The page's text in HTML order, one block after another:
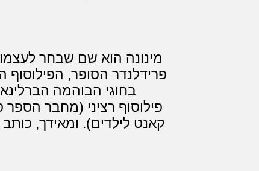
פרידלנדר הסופר,
בחוגי הבוהמה
פילוסוף רציני (מחבר הספר
קאנט לילדים). ומאידך, כותב